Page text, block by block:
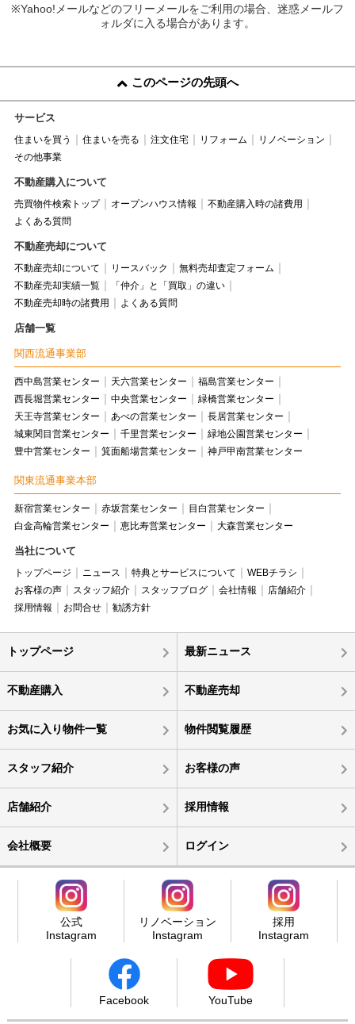
※Yahoo!メールなどのフリーメールをご利用の場合、迷惑メールフ
ォルダに入る場合があります。
このページの先頭へ
サービス
住まいを買う 住まいを売る 注文住宅 リフォーム
リノベーション
その他事業
不動産購入について
売買物件検索トップ オープンハウス情報
不動産購入時の諸費用
よくある質問
不動産売却について
不動産売却について リースバック
無料売却査定フォーム
不動産売却実績一覧
「仲介」と「買取」の違い
不動産売却時の諸費用
よくある質問
店舗一覧
関西流通事業部
西中島営業センター 天六営業センター
福島営業センター
西長堀営業センター
中央営業センター
緑橋営業センター
天王寺営業センター
あべの営業センター
長居営業センター
城東関目営業センター
千里営業センター
緑地公園営業センター
豊中営業センター
箕面船場営業センター 神戸甲南営業センター
関東流通事業本部
新宿営業センター 赤坂営業センター
目白営業センター
白金高輪営業センター
恵比寿営業センター 大森営業センター
当社について
トップページ ニュース 特典とサービスについて
WEBチラシ
お客様の声
スタッフ紹介 スタッフブログ 会社情報
店舗紹介
採用情報
お問合せ 勧誘方針
トップページ 最新ニュース
不動産購入 不動産売却
お気に入り物件一覧 物件閲覧履歴
スタッフ紹介 お客様の声
店舗紹介 採用情報
会社概要 ログイン
公式
Instagram
リノベーション
Instagram
採用
Instagram
Facebook YouTube